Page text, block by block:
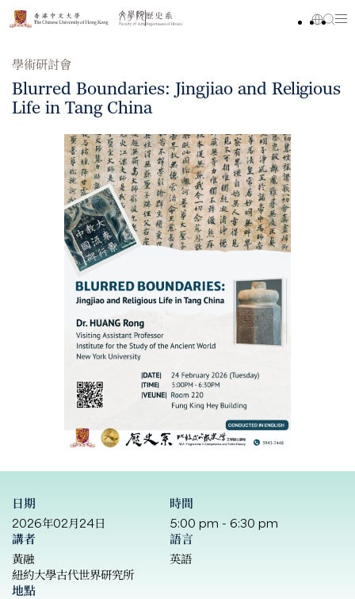
學術研討會
Blurred Boundaries: Jingjiao and Religious
Life in Tang China
日期
2026年02月24日
時間
5:00 pm - 6:30 pm
講者
黃融
紐約大學古代世界研究所
語言
英語
地點